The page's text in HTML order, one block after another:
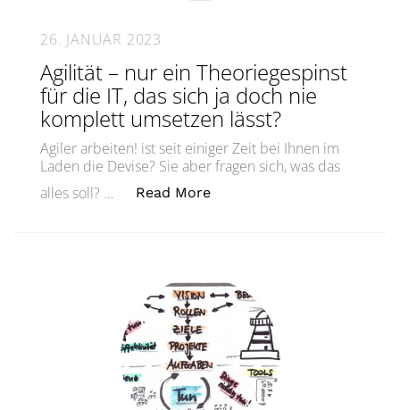
26. JANUAR 2023
Agilität – nur ein Theoriegespinst
für die IT, das sich ja doch nie
komplett umsetzen lässt?
Agiler arbeiten! ist seit einiger Zeit bei Ihnen im
Laden die Devise? Sie aber fragen sich, was das
alles soll? …
Read More„Agilität – nur ein